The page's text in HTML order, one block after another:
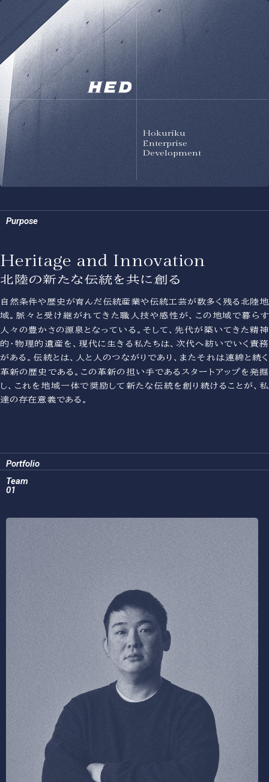
Hokuriku
Enterprise
Development
Purpose
Heritage and Innovation
北陸の新たな伝統を共に創る
自然条件や歴史が育んだ伝統産業や伝統工芸が数多く残る北陸地
域。脈々と受け継がれてきた職人技や感性が、この地域で暮らす
人々の豊かさの源泉となっている。そして、先代が築いてきた精神
的・物理的遺産を、現代に生きる私たちは、次代へ紡いでいく責務
がある。伝統とは、人と人のつながりであり、またそれは連綿と続く
革新の歴史である。この革新の担い手であるスタートアップを発掘
し、これを地域一体で奨励して新たな伝統を創り続けることが、私
達の存在意義である。
Portfolio
Team